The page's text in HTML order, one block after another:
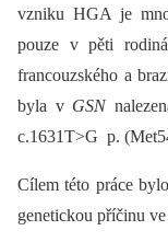
vzniku HGA je
pouze v pěti
francouzského a
byla v GSN
c.1631T>G p.
Cílem této práce
genetickou příčinu